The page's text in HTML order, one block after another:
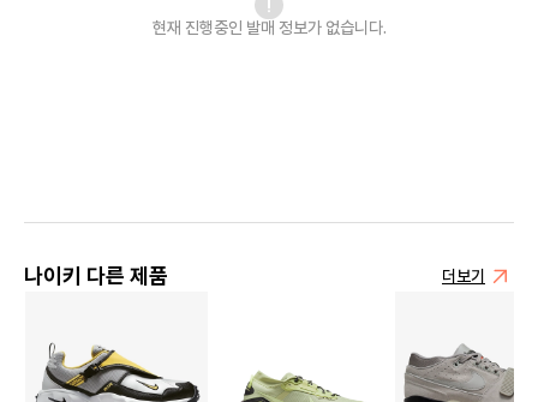
현재 진행중인 발매 정보가 없습니다.
나이키 다른 제품 더보기